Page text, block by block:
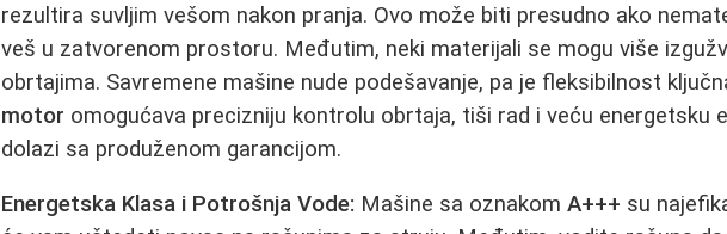
rezultira suvljim vešom nakon pranja. Ovo može biti presudno ako
veš u zatvorenom prostoru. Međutim, neki materijali se mogu više
obrtajima. Savremene mašine nude podešavanje, pa je fleksibilnost
motor omogućava precizniju kontrolu obrtaja, tiši rad i veću energetsku
dolazi sa produženom garancijom.
Energetska Klasa i Potrošnja Vode: Mašine sa oznakomA+++ su